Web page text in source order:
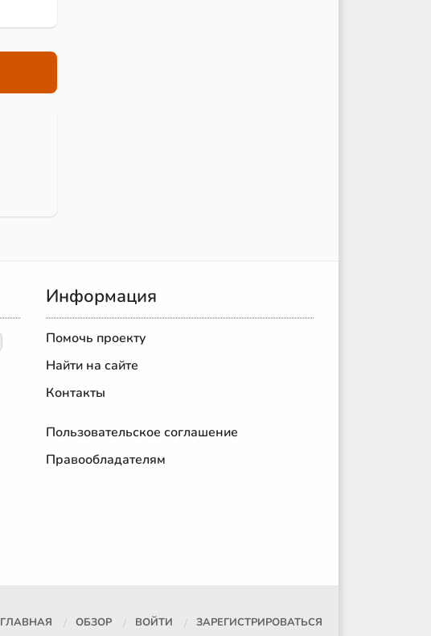
Информация
Помочь проекту
Найти на сайте
Контакты
Пользовательское соглашение
Правообладателям
ГЛАВНАЯ ОБЗОР ВОЙТИ ЗАРЕГИСТРИРОВАТЬСЯ